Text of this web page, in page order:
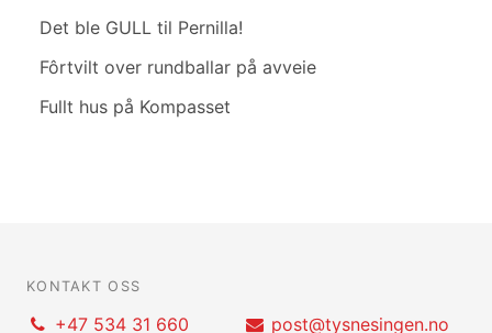
Det ble GULL til Pernilla!
Fôrtvilt over rundballar på avveie
Fullt hus på Kompasset
KONTAKT OSS
+47 534 31 660 post@tysnesingen.no